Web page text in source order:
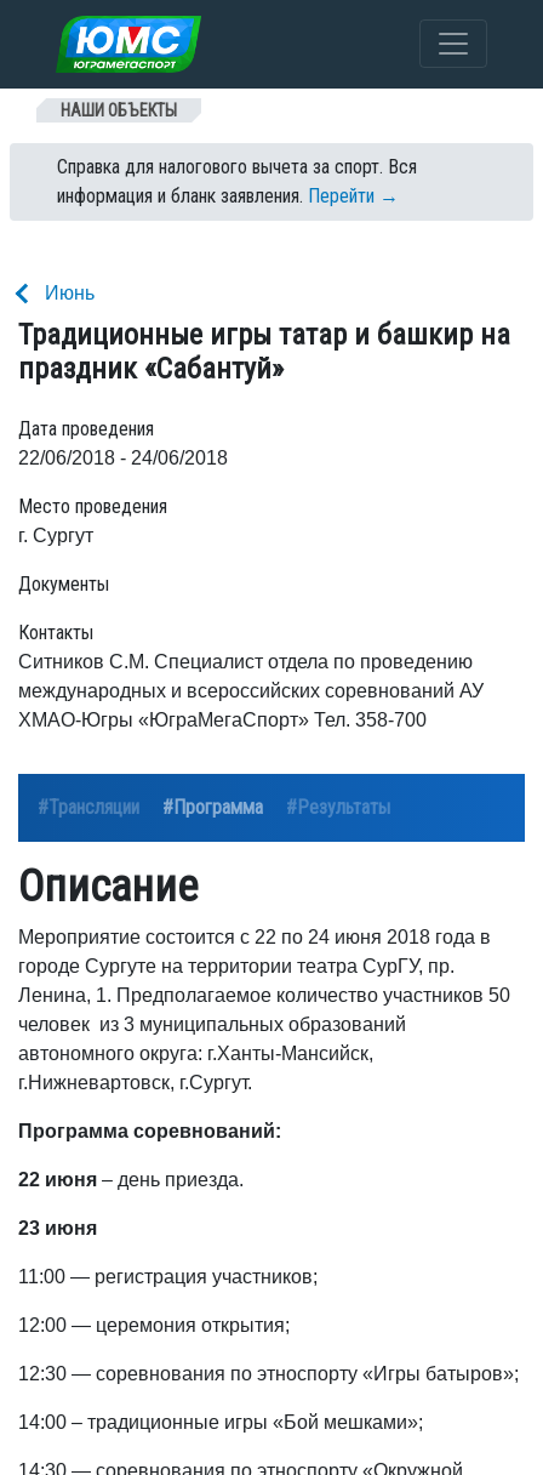
Перейти к содержанию
НАШИ ОБЪЕКТЫ
Справка для налогового вычета за спорт. Вся
информация и бланк заявления. Перейти →
Июнь
Традиционные игры татар и башкир на
праздник «Сабантуй»
Дата проведения
22/06/2018 - 24/06/2018
Место проведения
г. Сургут
Документы
Контакты
Ситников С.М. Специалист отдела по проведению
международных и всероссийских соревнований АУ
ХМАО-Югры «ЮграМегаСпорт» Тел. 358-700
#Трансляции #Программа #Результаты
Описание
Мероприятие состоится с 22 по 24 июня 2018 года в
городе Сургуте на территории театра СурГУ, пр.
Ленина, 1. Предполагаемое количество участников 50
человек из 3 муниципальных образований
автономного округа: г.Ханты-Мансийск,
г.Нижневартовск, г.Сургут.
Программа соревнований:
22 июня – день приезда.
23 июня
11:00 — регистрация участников;
12:00 — церемония открытия;
12:30 — соревнования по этноспорту «Игры батыров»;
14:00 – традиционные игры «Бой мешками»;
14:30 — соревнования по этноспорту «Окружной